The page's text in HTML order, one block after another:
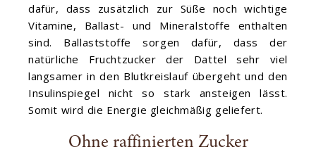
dafür, dass zusätzlich zur Süße noch wichtige
Vitamine, Ballast- und Mineralstoffe enthalten
sind. Ballaststoffe sorgen dafür, dass der
natürliche Fruchtzucker der Dattel sehr viel
langsamer in den Blutkreislauf übergeht und den
Insulinspiegel nicht so stark ansteigen lässt.
Somit wird die Energie gleichmäßig geliefert.
Ohne raffinierten Zucker